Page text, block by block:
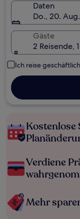
Daten
Do., 20.
Gäste
2 Reisende,
Ich reise geschäftlich
Kostenlose
Verdiene
Mehr